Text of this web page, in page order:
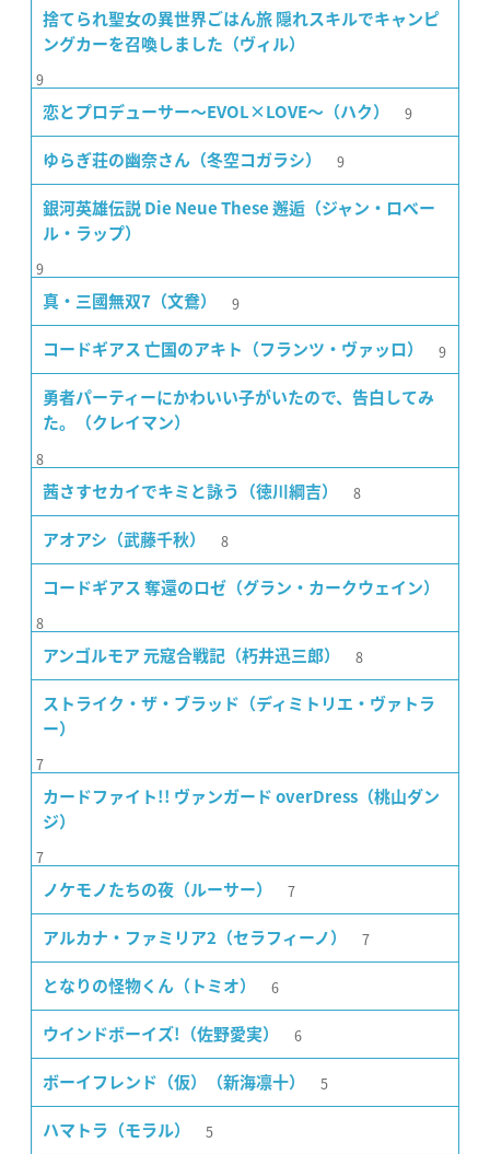
捨てられ聖女の異世界ごはん旅 隠れスキルでキャンピ
ングカーを召喚しました（ヴィル）
9
恋とプロデューサー〜EVOL×LOVE〜（ハク） 9
ゆらぎ荘の幽奈さん（冬空コガラシ） 9
銀河英雄伝説 Die Neue These 邂逅（ジャン・ロベー
ル・ラップ）
9
真・三國無双7（文鴦） 9
コードギアス 亡国のアキト（フランツ・ヴァッロ） 9
勇者パーティーにかわいい子がいたので、告白してみ
た。（クレイマン）
8
茜さすセカイでキミと詠う（徳川綱吉） 8
アオアシ（武藤千秋） 8
コードギアス 奪還のロゼ（グラン・カークウェイン）
8
アンゴルモア 元寇合戦記（朽井迅三郎） 8
ストライク・ザ・ブラッド（ディミトリエ・ヴァトラ
ー）
7
カードファイト!! ヴァンガード overDress（桃山ダン
ジ）
7
ノケモノたちの夜（ルーサー） 7
アルカナ・ファミリア2（セラフィーノ） 7
となりの怪物くん（トミオ） 6
ウインドボーイズ!（佐野愛実） 6
ボーイフレンド（仮）（新海凛十） 5
ハマトラ（モラル） 5